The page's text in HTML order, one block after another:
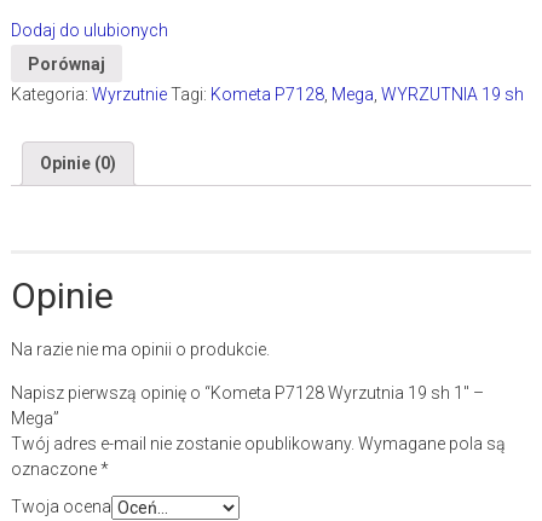
Dodaj do ulubionych
Porównaj
Kategoria: WyrzutnieTagi: Kometa P7128, Mega, WYRZUTNIA 19 sh
Opinie (0)
Opinie
Na razie nie ma opinii o produkcie.
Napisz pierwszą opinię o “Kometa P7128 Wyrzutnia 19 sh 1″ –
Mega”
Twój adres e-mail nie zostanie opublikowany. Wymagane pola są
oznaczone*
Twoja ocena